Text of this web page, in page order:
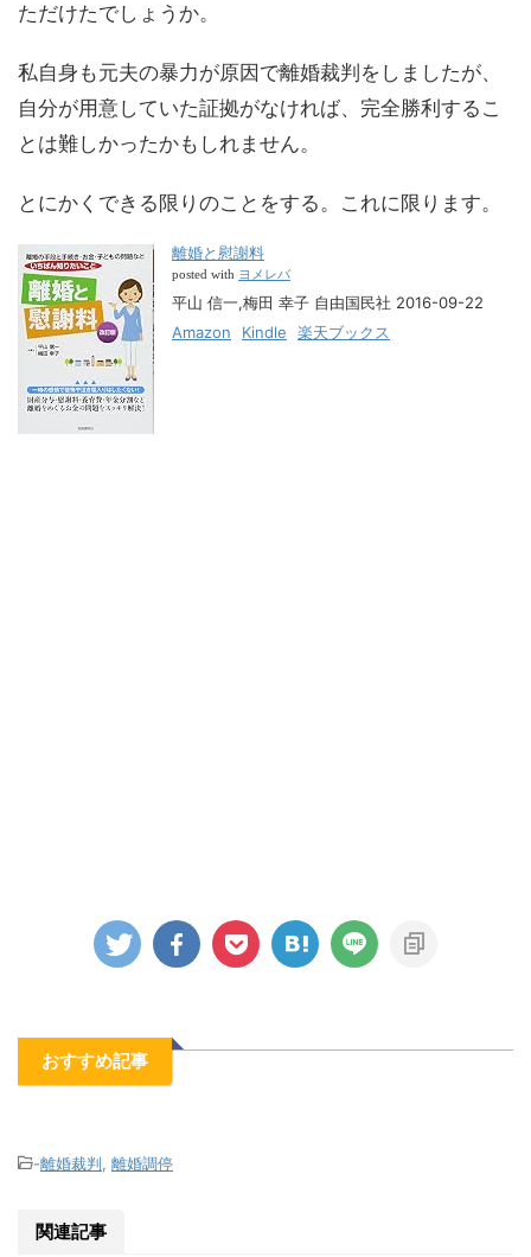
ただけたでしょうか。
私自身も元夫の暴力が原因で離婚裁判をしましたが、
自分が用意していた証拠がなければ、完全勝利するこ
とは難しかったかもしれません。
とにかくできる限りのことをする。これに限ります。
離婚と慰謝料
posted with ヨメレバ
平山 信一,梅田 幸子 自由国民社 2016-09-22
Amazon
Kindle 楽天ブックス
おすすめ記事
-離婚裁判 離婚調停
関連記事